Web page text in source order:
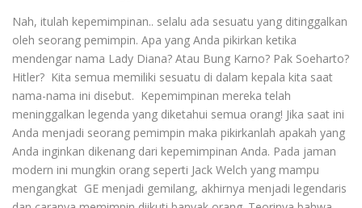
Nah, itulah kepemimpinan.. selalu ada sesuatu yang ditinggalkan
oleh seorang pemimpin. Apa yang Anda pikirkan ketika
mendengar nama Lady Diana? Atau Bung Karno? Pak Soeharto?
Hitler? Kita semua memiliki sesuatu di dalam kepala kita saat
nama-nama ini disebut. Kepemimpinan mereka telah
meninggalkan legenda yang diketahui semua orang! Jika saat ini
Anda menjadi seorang pemimpin maka pikirkanlah apakah yang
Anda inginkan dikenang dari kepemimpinan Anda. Pada jaman
modern ini mungkin orang seperti Jack Welch yang mampu
mengangkat GE menjadi gemilang, akhirnya menjadi legendaris